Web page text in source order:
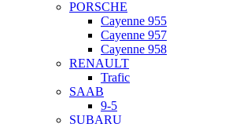
PORSCHE
Cayenne 955
Cayenne 957
Cayenne 958
RENAULT
Trafic
SAAB
9-5
SUBARU